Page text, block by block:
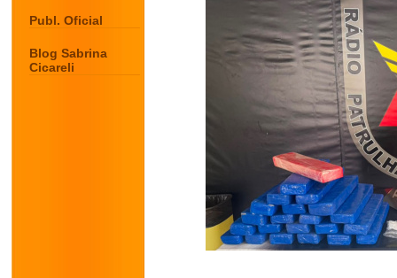
Publ. Oficial
Blog Sabrina
Cicareli